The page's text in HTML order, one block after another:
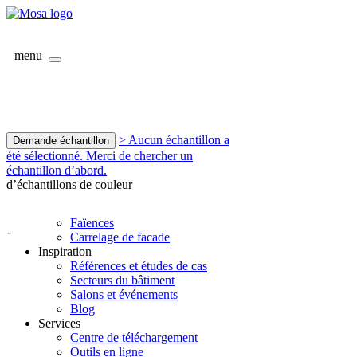
menu
Demande échantillon
> Aucun échantillon a
été sélectionné. Merci de chercher un
échantillon d’abord.
d’échantillons de couleur
-
Faïences
Carrelage de facade
Inspiration
Références et études de cas
Secteurs du bâtiment
Salons et événements
Blog
Services
Centre de téléchargement
Outils en ligne